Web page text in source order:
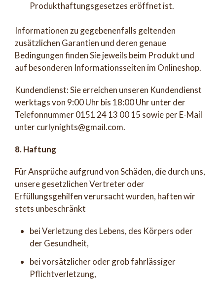
Produkthaftungsgesetzes eröffnet ist.
Informationen zu gegebenenfalls geltenden
zusätzlichen Garantien und deren genaue
Bedingungen finden Sie jeweils beim Produkt und
auf besonderen Informationsseiten im Onlineshop.
Kundendienst: Sie erreichen unseren Kundendienst
werktags von 9:00 Uhr bis 18:00 Uhr unter der
Telefonnummer 0151 24 13 00 15 sowie per E-Mail
unter curlynights@gmail.com.
8. Haftung
Für Ansprüche aufgrund von Schäden, die durch uns,
unsere gesetzlichen Vertreter oder
Erfüllungsgehilfen verursacht wurden, haften wir
stets unbeschränkt
bei Verletzung des Lebens, des Körpers oder
der Gesundheit,
bei vorsätzlicher oder grob fahrlässiger
Pflichtverletzung,